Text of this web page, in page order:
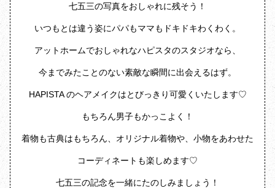
七五三の写真をおしゃれに残そう！
いつもとは違う姿にパパもママもドキドキわくわく。
アットホームでおしゃれなハピスタのスタジオなら、
今までみたことのない素敵な瞬間に出会えるはず。
HAPISTA のヘアメイクはとびっきり可愛くいたします♡
もちろん男子もかっこよく！
着物も古典はもちろん、オリジナル着物や、小物をあわせた
コーディネートも楽しめます♡
七五三の記念を一緒にたのしみましょう！